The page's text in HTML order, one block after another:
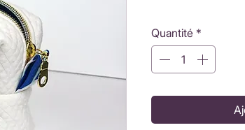
Quantité *